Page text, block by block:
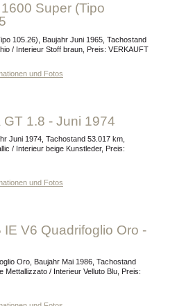
/ Interieur Stoff braun, Preis: VERKAUFT
und Fotos
GT 1.8 - Juni 1974
/ Interieur beige Kunstleder, Preis:
und Fotos
Mettallizzato / Interieur Velluto Blu, Preis: